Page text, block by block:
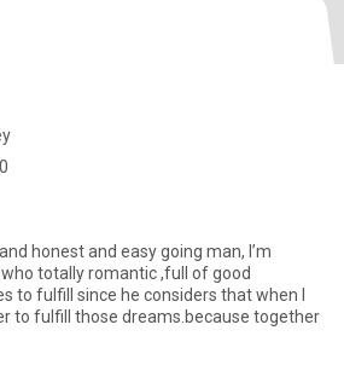
totally romantic ,full of good
to fulfill since he considers that when I
to fulfill those dreams.because together